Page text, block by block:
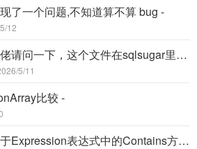
了一个问题,不知道算不算 bug -
12
[SqlSugar] 大佬请问一下，这个文件在sqlsugar里面起什么作用呢，为什么引用sqlsuagr的项目发布后都有这个东西 -
5/11
比较 -
[SqlSugar] 关于Expression表达式中的Contains方法转换的SQL语句没有把集合参数化而是直接写在SQL中的疑问 -